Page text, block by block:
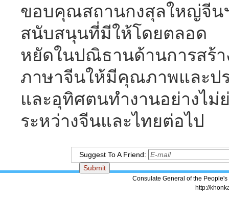
ขอบคุณสถานกงสุลใหญ่จี
สนับสนุนที่มีให้โดยตลอด
หยัดในปณิธานด้านการส
ภาษาจีนให้มีคุณภาพและป
และอุทิศตนทำงานอย่างไม่
ระหว่างจีนและไทยต่อไป
Suggest To A Friend:
Consulate General of the
http://